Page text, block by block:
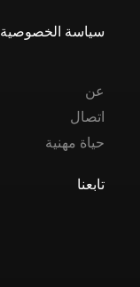
سياسة الخصوصية
عن
اتصال
حياة مهنية
تابعنا